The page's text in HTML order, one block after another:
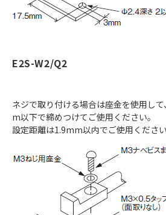
E2S-W2/Q2
ネジで取り付ける場合は座金を使用し
m以下で締めつけてご使用ください。
設定距離は1.9mm以内でご使用ください